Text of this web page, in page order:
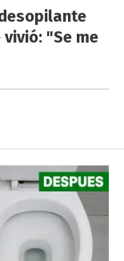
"Se me